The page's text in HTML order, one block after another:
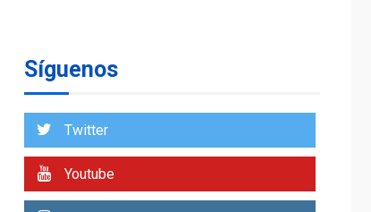
3
de diálogo en
POLÍTICA
TITULARES
Gobierno y AN2015 en
Síguenos
Twitter
Youtube